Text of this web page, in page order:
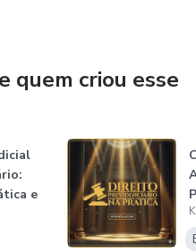
todos os meses e
quem criou esse
e